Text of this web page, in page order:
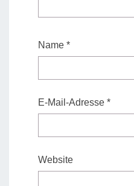
Name *
E-Mail-Adresse *
Website